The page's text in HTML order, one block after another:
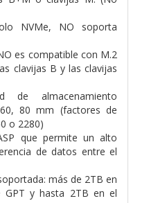
NVMe, NO soporta
es compatible con M.2
clavijas B y las clavijas
de almacenamiento
80 mm (factores de
o 2280)
que permite un alto
de datos entre el
más de 2TB en
GPT y hasta 2TB en el